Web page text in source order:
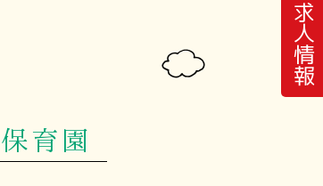
育園
求人情報